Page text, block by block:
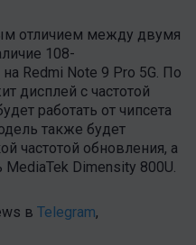
отличием между двумя
108-
Redmi Note 9 Pro 5G. По
дисплей с частотой
работать от чипсета
также будет
частотой обновления, а
Dimensity 800U.
в Telegram,